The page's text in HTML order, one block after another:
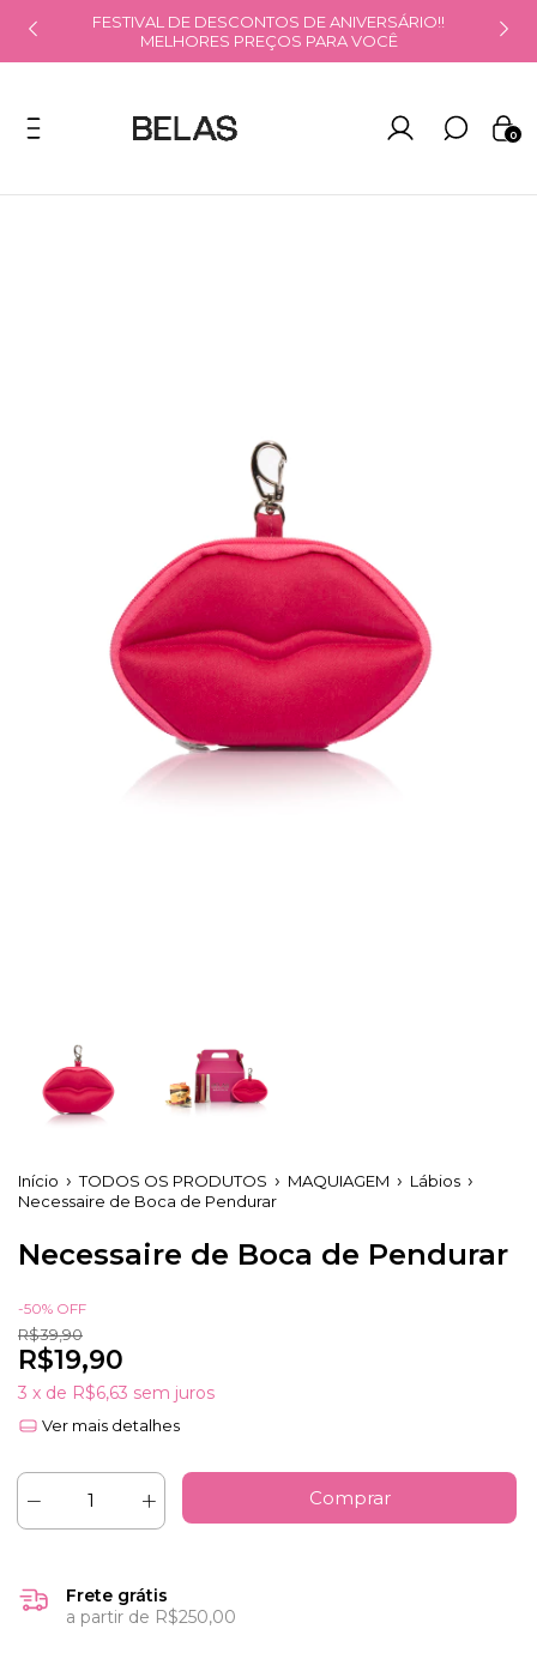
PRECISA DE AJUDA NO TOM DE CORRETIVO?
CLIQUE AQUI!
0
Início TODOS OS PRODUTOS MAQUIAGEM
Lábios
Necessaire de Boca de Pendurar
Necessaire de Boca de Pendurar
R$19,90
-50% OFF
R$39,90
3 x de R$6,63 sem juros
Ver mais detalhes
Frete grátis
a partir de R$250,00